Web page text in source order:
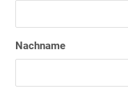
Nachname